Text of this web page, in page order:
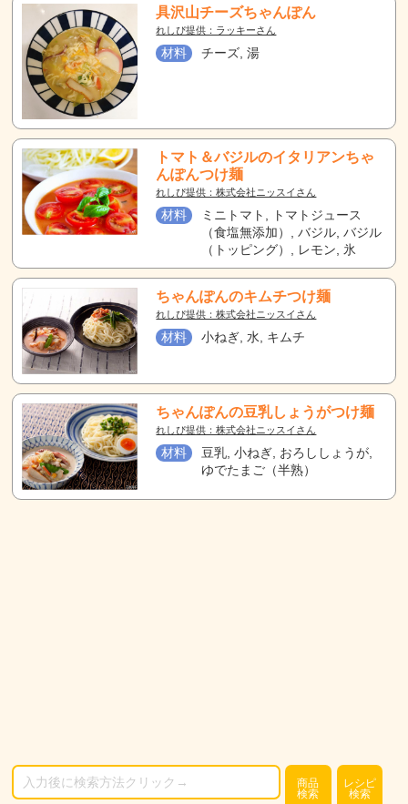
具沢山チーズちゃんぽん
れしぴ提供：ラッキーさん
材料 チーズ, 湯
トマト＆バジルのイタリアンちゃ
んぽんつけ麺
れしぴ提供：株式会社ニッスイさん
材料
ミニトマト, トマトジュース
（食塩無添加）, バジル, バジル
（トッピング）, レモン, 氷
ちゃんぽんのキムチつけ麺
れしぴ提供：株式会社ニッスイさん
材料 小ねぎ, 水, キムチ
ちゃんぽんの豆乳しょうがつけ麺
れしぴ提供：株式会社ニッスイさん
材料
豆乳, 小ねぎ, おろししょうが,
ゆでたまご（半熟）
商品
検索
レシピ
検索